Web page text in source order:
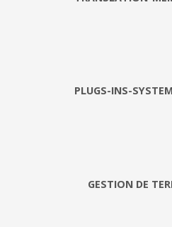
PLUGS-INS-
GESTION DE